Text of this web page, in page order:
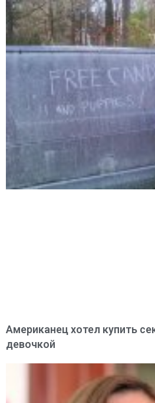
Американец хотел купить
девочкой